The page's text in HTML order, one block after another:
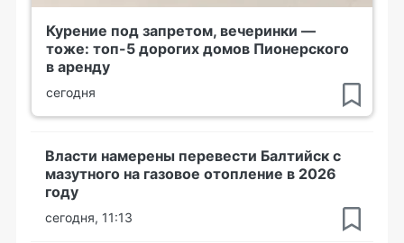
Курение под запретом, вечеринки —
тоже: топ-5 дорогих домов Пионерского
в аренду
сегодня
Власти намерены перевести Балтийск с
мазутного на газовое отопление в 2026
году
сегодня, 11:13